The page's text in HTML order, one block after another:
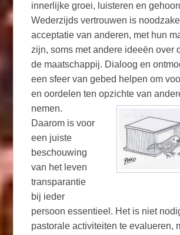
innerlijke groei, luisteren en
Wederzijds vertrouwen is
acceptatie van anderen, met hun
zijn, soms met andere ideeën over
de maatschappij. Dialoog en
een sfeer van gebed helpen om
en oordelen ten opzichte van
nemen.
Daarom is voor
een juiste
beschouwing
van het leven
transparantie
bij ieder
persoon essentieel. Het is niet
pastorale activiteiten te evalueren,